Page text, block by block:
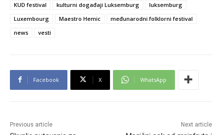
KUD festival
kulturni događaji Luksemburg
luksemburg
Luxembourg
Maestro Hemic
međunarodni folklorni festival
news
vesti
Facebook X WhatsApp
Previous article Next article